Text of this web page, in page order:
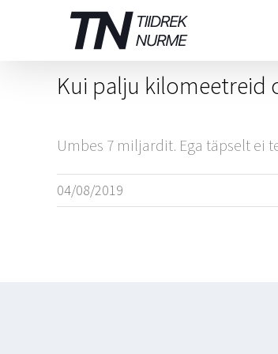
Kui palju kilomeetreid
Umbes 7 miljardit. Ega täpselt ei
04/08/2019